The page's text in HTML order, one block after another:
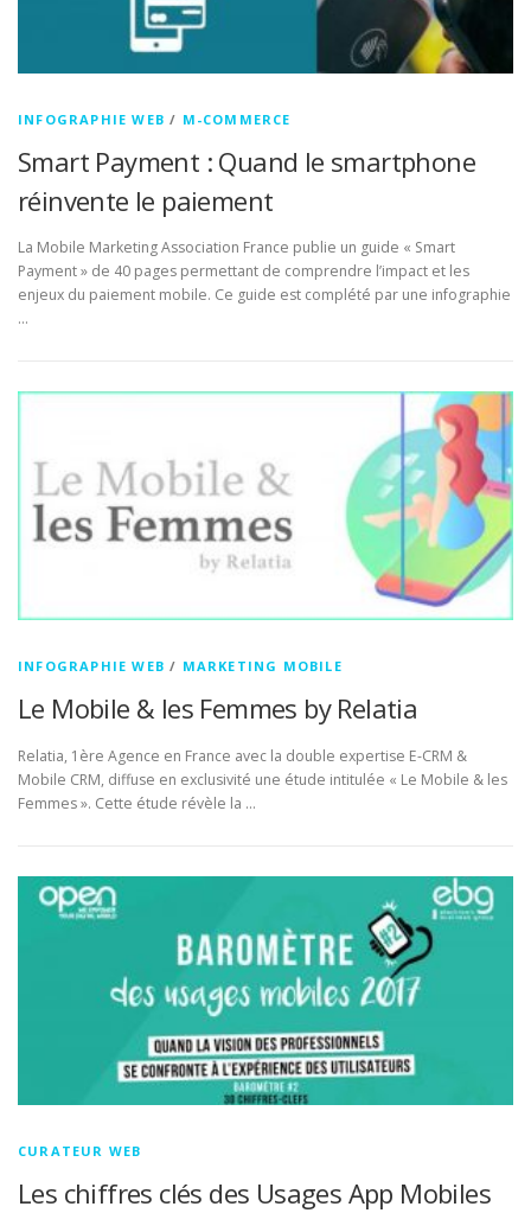
INFOGRAPHIE WEB / M-COMMERCE
Smart Payment : Quand le smartphone
réinvente le paiement
La Mobile Marketing Association France publie un guide « Smart
Payment » de 40 pages permettant de comprendre l’impact et les
enjeux du paiement mobile. Ce guide est complété par une infographie
…
INFOGRAPHIE WEB / MARKETING MOBILE
Le Mobile & les Femmes by Relatia
Relatia, 1ère Agence en France avec la double expertise E-CRM &
Mobile CRM, diffuse en exclusivité une étude intitulée « Le Mobile & les
Femmes ». Cette étude révèle la …
CURATEUR WEB
Les chiffres clés des Usages App Mobiles